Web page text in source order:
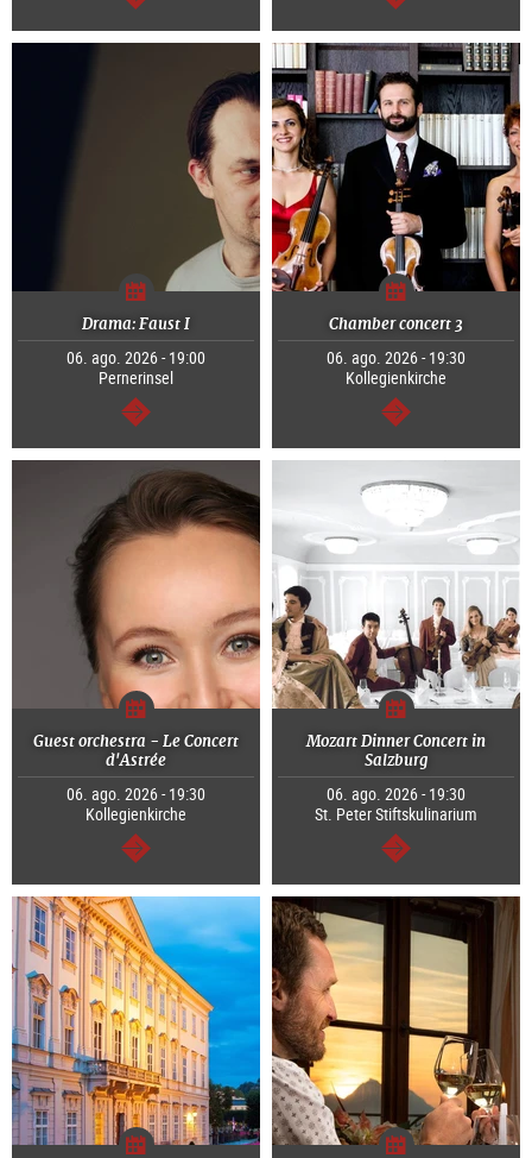
continuar continuar
Drama: Faust I
06. ago. 2026 - 19:00
Pernerinsel
continuar
Chamber concert 3
06. ago. 2026 - 19:30
Kollegienkirche
continuar
Guest orchestra - Le Concert
d'Astrée
06. ago. 2026 - 19:30
Kollegienkirche
continuar
Mozart Dinner Concert in
Salzburg
06. ago. 2026 - 19:30
St. Peter Stiftskulinarium
continuar